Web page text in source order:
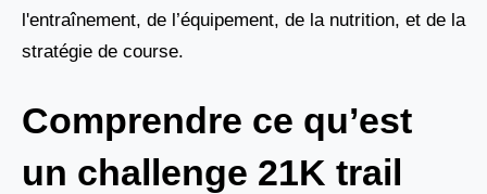
l'entraînement, de l’équipement, de la nutrition, et de la
stratégie de course.
Comprendre ce qu’est
un challenge 21K trail